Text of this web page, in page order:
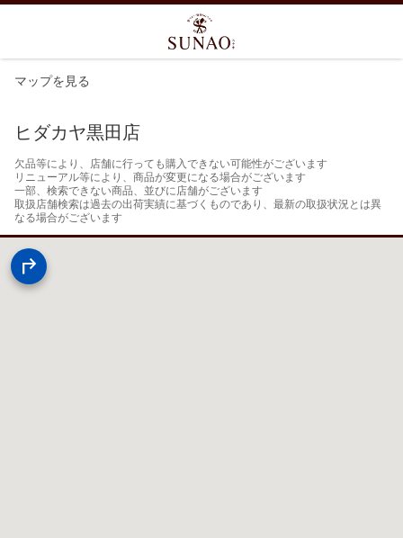
マップを見る
ヒダカヤ黒田店
欠品等により、店舗に行っても購入できない可能性がございます
リニューアル等により、商品が変更になる場合がございます
一部、検索できない商品、並びに店舗がございます
取扱店舗検索は過去の出荷実績に基づくものであり、最新の取扱状況とは異
なる場合がございます